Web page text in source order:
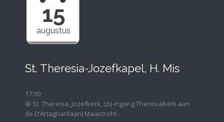
15
augustus
St. Theresia-Jozefkapel, H. Mis
17:30
@ St. Theresia_Jozefkerk, (zij-ingang Theresiakerk aan
de D’Artagnanlaan) Maastricht